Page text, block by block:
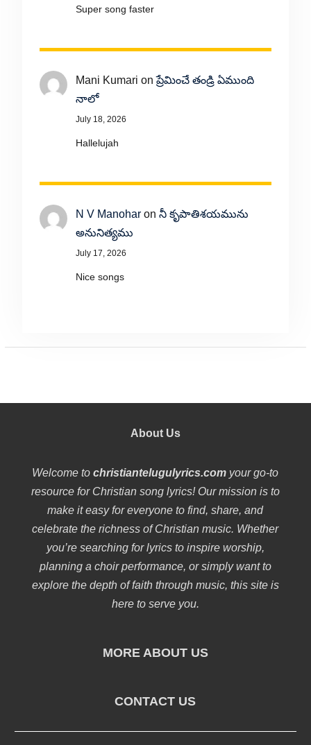
Super song faster
Mani Kumari onప్రేమించే తండ్రి ఏముంది
నాలో
July 18, 2026
Hallelujah
N V Manoharon నీ కృపాతిశయమును
అనునిత్యము
July 17, 2026
Nice songs
About Us
Welcome tochristiantelugulyrics.com your go-to
resource for Christian song lyrics! Our mission is to
make it easy for everyone to find, share, and
celebrate the richness of Christian music. Whether
you’re searching for lyrics to inspire worship,
planning a choir performance, or simply want to
explore the depth of faith through music, this site is
here to serve you.
MORE ABOUT US
CONTACT US